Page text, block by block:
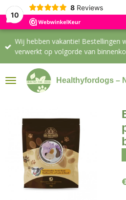
10
8 Reviews
Wij hebben vakantie! Bestellingen
verwerkt op volgorde van